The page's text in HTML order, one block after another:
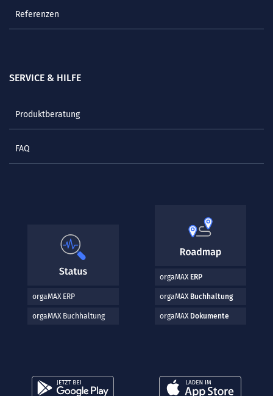
Referenzen
SERVICE & HILFE
Produktberatung
FAQ
orgaMAX ERP
orgaMAX Buchhaltung
orgaMAX ERP
orgaMAX Buchhaltung
orgaMAX Dokumente